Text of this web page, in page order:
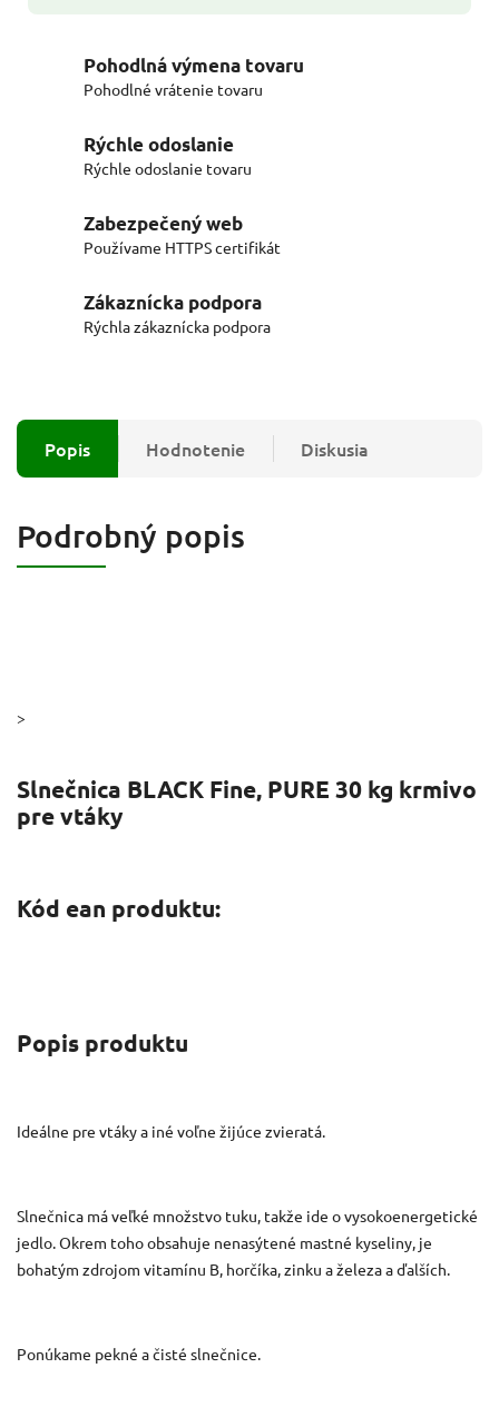
Pohodlná výmena tovaru
Pohodlné vrátenie tovaru
Rýchle odoslanie
Rýchle odoslanie tovaru
Zabezpečený web
Používame HTTPS certifikát
Zákaznícka podpora
Rýchla zákaznícka podpora
Popis Hodnotenie Diskusia
Podrobný popis
>
Slnečnica BLACK Fine, PURE 30 kg krmivo
pre vtáky
Kód ean produktu:
Popis produktu
Ideálne pre vtáky a iné voľne žijúce zvieratá.
Slnečnica má veľké množstvo tuku, takže ide o vysokoenergetické
jedlo. Okrem toho obsahuje nenasýtené mastné kyseliny, je
bohatým zdrojom vitamínu B, horčíka, zinku a železa a ďalších.
Ponúkame pekné a čisté slnečnice.